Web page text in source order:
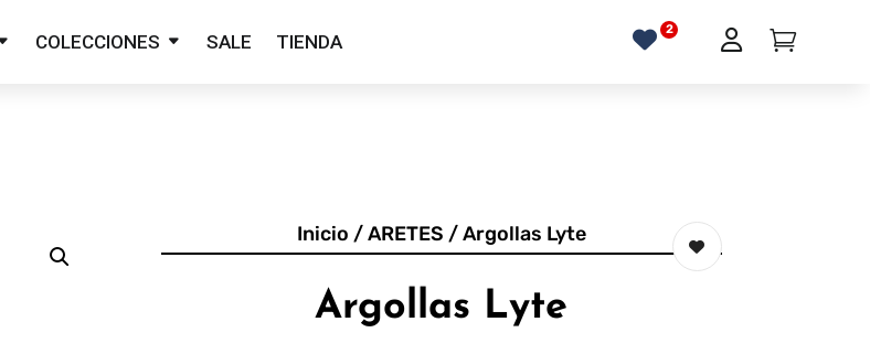
COLECCIONES SALE TIENDA
Inicio /ARETES / Argollas Lyte
Argollas Lyte